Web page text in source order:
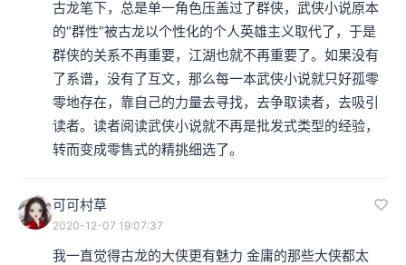
古龙笔下，总是单一角色压盖过了群侠，武侠小说原本
的“群性”被古龙以个性化的个人英雄主义取代了，于是
群侠的关系不再重要，江湖也就不再重要了。如果没有
了系谱，没有了互文，那么每一本武侠小说就只好孤零
零地存在，靠自己的力量去寻找，去争取读者，去吸引
读者。读者阅读武侠小说就不再是批发式类型的经验，
转而变成零售式的精挑细选了。
可可村草
2020-12-07 19:07:37
我一直觉得古龙的大侠更有魅力 金庸的那些大侠都太